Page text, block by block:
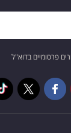
פרסומיים בדוא"ל